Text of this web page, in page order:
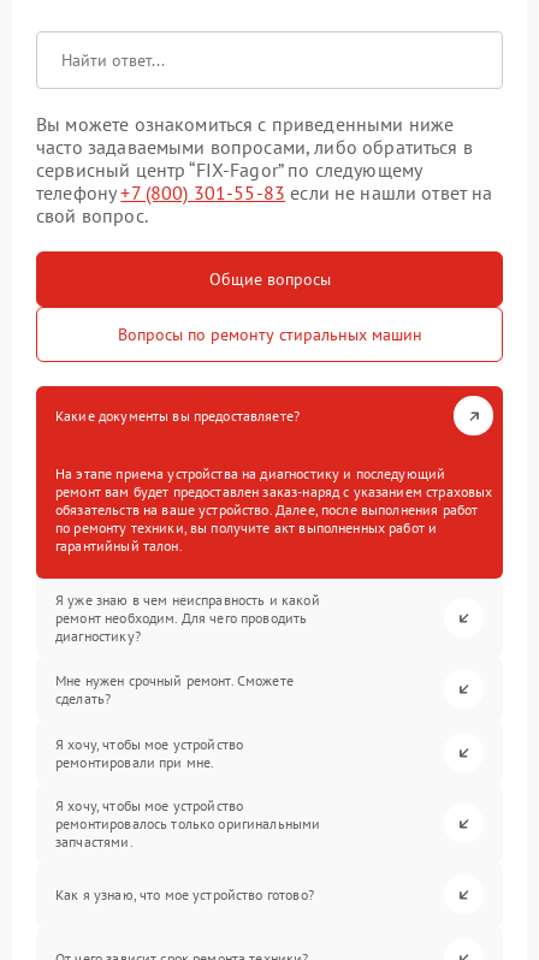
Вы можете ознакомиться с приведенными ниже
часто задаваемыми вопросами, либо обратиться в
сервисный центр “FIX-Fagor” по следующему
телефону+7 (800) 301-55-83 если не нашли ответ на
свой вопрос.
Общие вопросы
Вопросы по ремонту стиральных машин
Какие документы вы предоставляете?
На этапе приема устройства на диагностику и последующий
ремонт вам будет предоставлен заказ-наряд с указанием страховых
обязательств на ваше устройство. Далее, после выполнения работ
по ремонту техники, вы получите акт выполненных работ и
гарантийный талон.
Я уже знаю в чем неисправность и какой
ремонт необходим. Для чего проводить
диагностику?
Мне нужен срочный ремонт. Сможете
сделать?
Я хочу, чтобы мое устройство
ремонтировали при мне.
Я хочу, чтобы мое устройство
ремонтировалось только оригинальными
запчастями.
Как я узнаю, что мое устройство готово?